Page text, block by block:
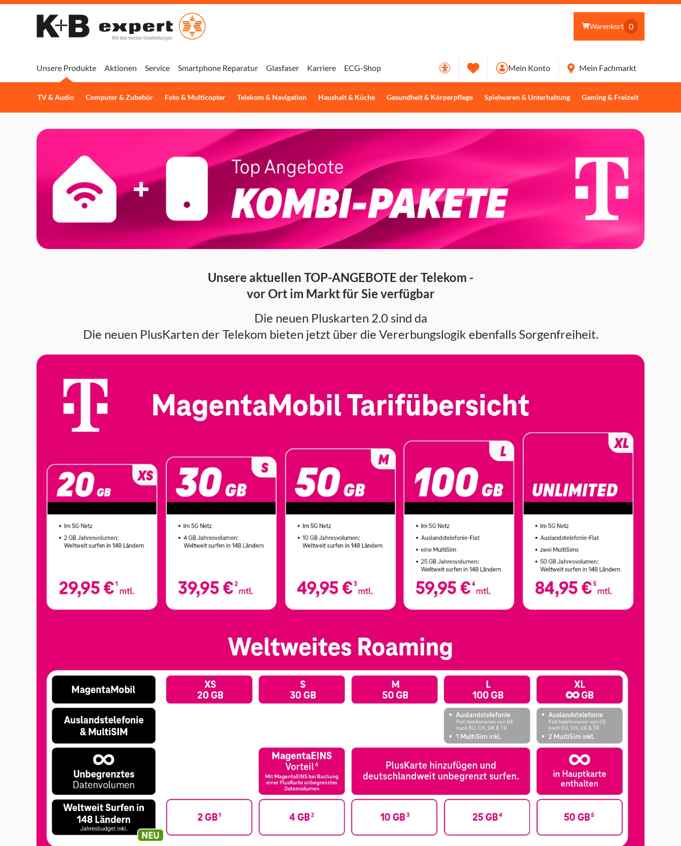
Warenkorb 0
Unsere Produkte
TV & Audio Computer & Zubehör Foto & Multicopter Telekom & Navigation Haushalt & Küche Gesundheit & Körperpflege Spielwaren & Unterhaltung Gaming & Freizeit
Aktionen Service Smartphone Reparatur Glasfaser Karriere ECG-Shop Mein Konto Mein Fachmarkt
Unsere aktuellen TOP-ANGEBOTE der Telekom -
vor Ort im Markt für Sie verfügbar
Die neuen Pluskarten 2.0 sind da
Die neuen PlusKarten der Telekom bieten jetzt über die Vererbungslogik ebenfalls Sorgenfreiheit.